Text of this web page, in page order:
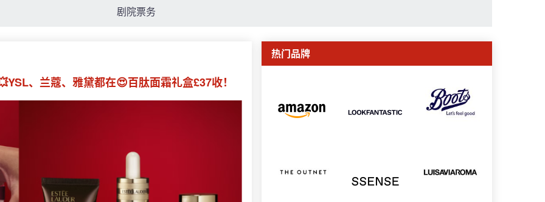
剧院票务
、兰蔻、雅黛都在😍百肽面霜礼盒£37收！
热门品牌